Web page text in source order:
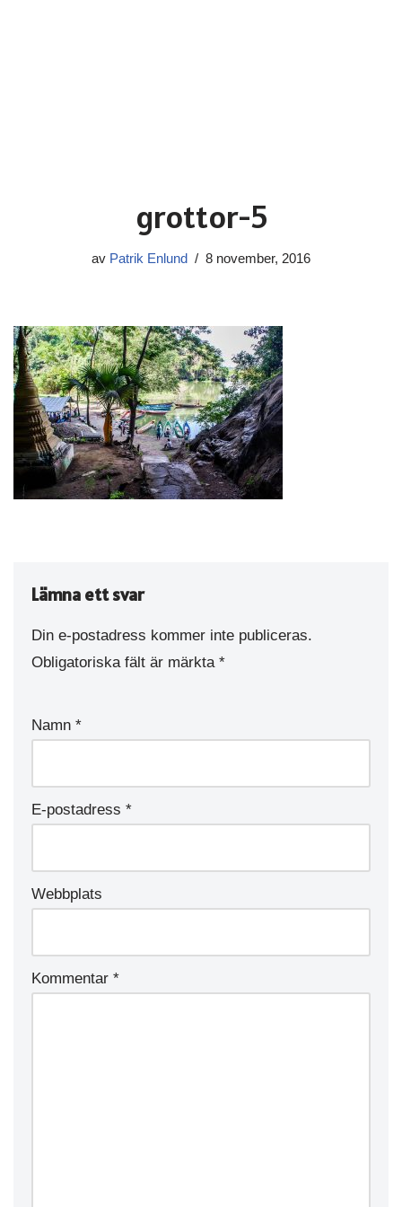
grottor-5
av Patrik Enlund 8 november, 2016
Lämna ett svar
Din e-postadress kommer inte publiceras.
Obligatoriska fält är märkta *
Namn *
E-postadress *
Webbplats
Kommentar *